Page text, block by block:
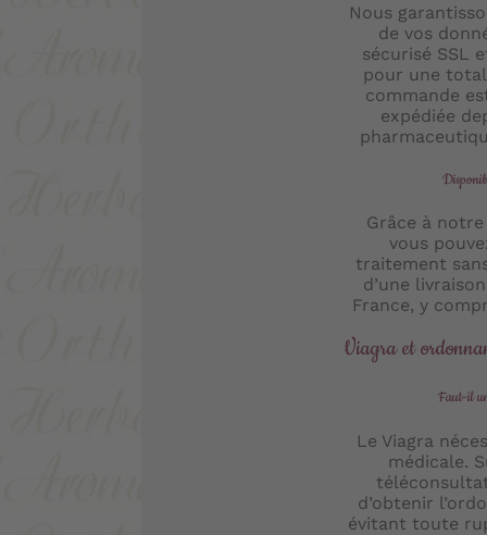
Nous
de vos
sécurisé SSL
pour une
commande
expédiée
Grâce à
vous
traitement
d’une
France, y
Viagra et
Faut-il
Le Viagra
médicale.
d’obtenir
évitant toute